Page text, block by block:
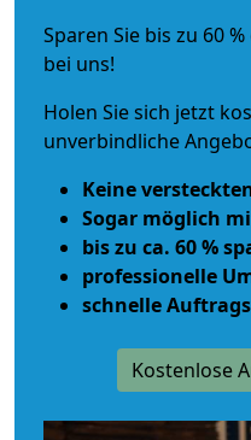
Sparen Sie bis zu 60
bei uns!
Holen Sie sich jetzt
unverbindliche
Keine
Sogar möglich
bis zu ca. 60 %
professionelle
schnelle
Kostenlose